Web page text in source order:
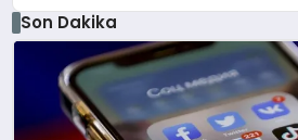
Son Dakika